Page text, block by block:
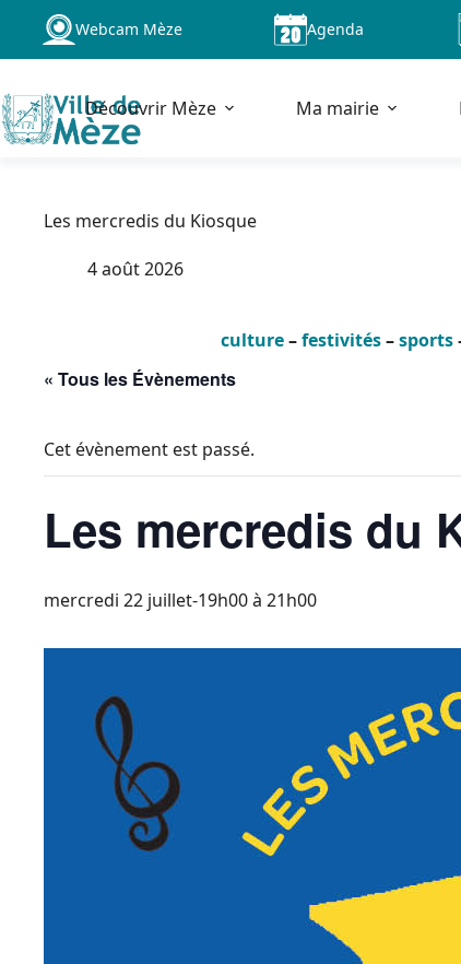
Passer
contenu
Webcam Mèze Agenda
Découvrir Mèze Ma mairie
Les mercredis du Kiosque
4 août 2026
culture–festivités–sports
« Tous les Évènements
Cet évènement est passé.
Les mercredis du
mercredi 22 juillet-19h00à 21h00